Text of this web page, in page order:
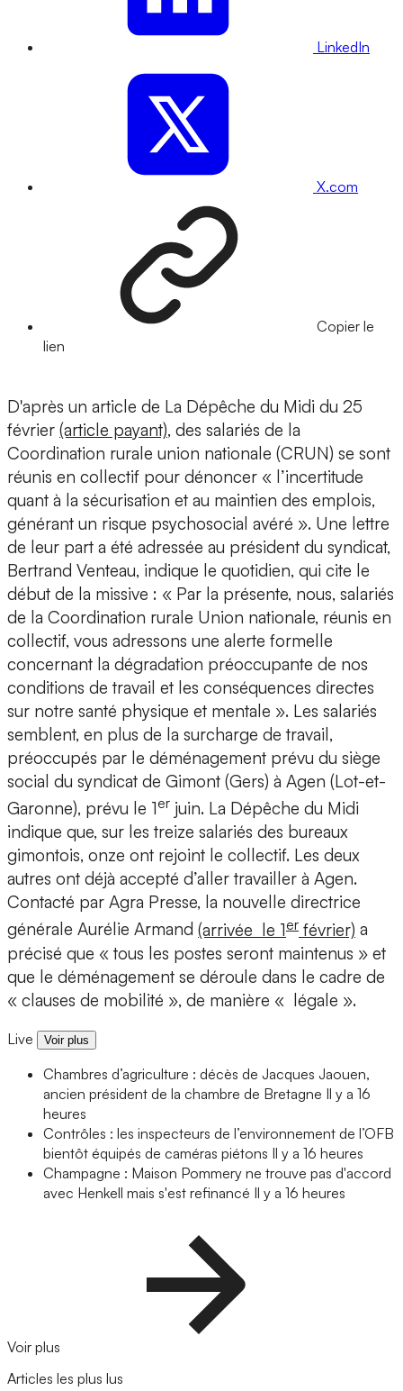
LinkedIn
X.com
Copier le
lien
D'après un article de La Dépêche du Midi du 25
février (article payant), des salariés de la
Coordination rurale union nationale (CRUN) se sont
réunis en collectif pour dénoncer « l’incertitude
quant à la sécurisation et au maintien des emplois,
générant un risque psychosocial avéré ». Une lettre
de leur part a été adressée au président du syndicat,
Bertrand Venteau, indique le quotidien, qui cite le
début de la missive : « Par la présente, nous, salariés
de la Coordination rurale Union nationale, réunis en
collectif, vous adressons une alerte formelle
concernant la dégradation préoccupante de nos
conditions de travail et les conséquences directes
sur notre santé physique et mentale ». Les salariés
semblent, en plus de la surcharge de travail,
préoccupés par le déménagement prévu du siège
social du syndicat de Gimont (Gers) à Agen (Lot-et-
Garonne), prévu le 1er juin. La Dépêche du Midi
indique que, sur les treize salariés des bureaux
gimontois, onze ont rejoint le collectif. Les deux
autres ont déjà accepté d’aller travailler à Agen.
Contacté par Agra Presse, la nouvelle directrice
générale Aurélie Armand (arrivée le 1er février) a
précisé que « tous les postes seront maintenus » et
que le déménagement se déroule dans le cadre de
« clauses de mobilité », de manière « légale ».
Live Voir plus
Chambres d’agriculture : décès de Jacques Jaouen,
ancien président de la chambre de Bretagne Il y a 16
heures
Contrôles : les inspecteurs de l’environnement de l’OFB
bientôt équipés de caméras piétons Il y a 16 heures
Champagne : Maison Pommery ne trouve pas d'accord
avec Henkell mais s'est refinancé Il y a 16 heures
Voir plus
Articles les plus lus